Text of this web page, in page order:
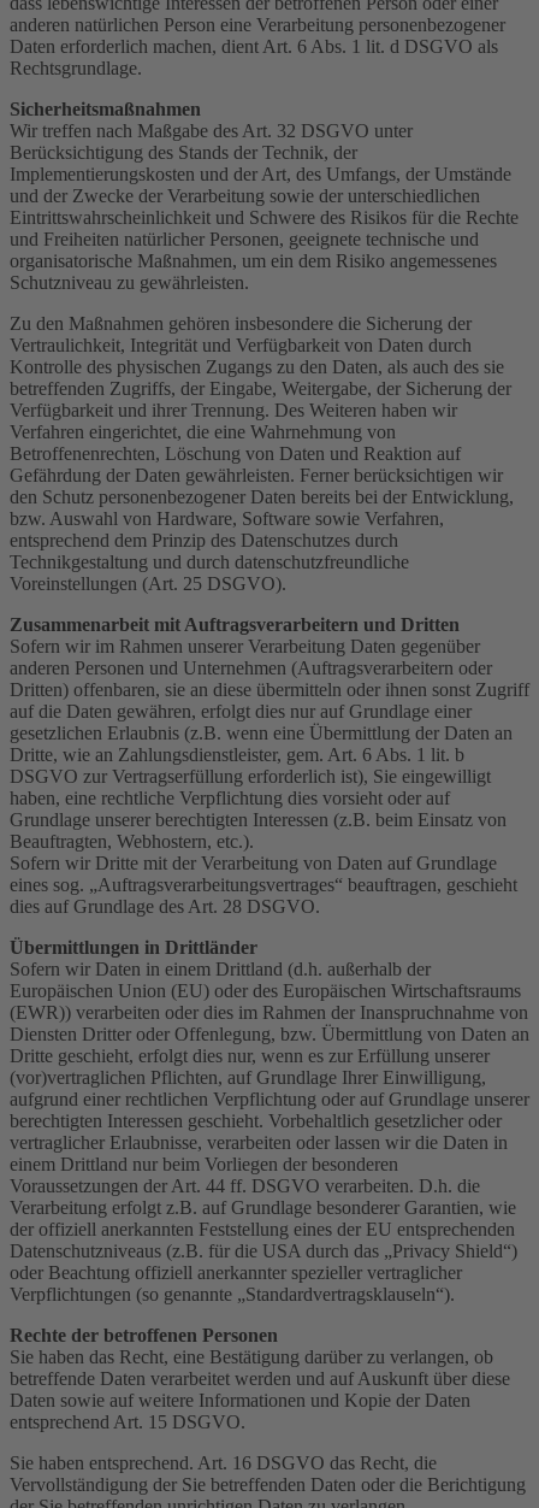
anderen natürlichen Person eine Verarbeitung personenbezogener
Daten erforderlich machen, dient Art. 6 Abs. 1 lit. d DSGVO als
Rechtsgrundlage.
Sicherheitsmaßnahmen
Wir treffen nach Maßgabe des Art. 32 DSGVO unter
Berücksichtigung des Stands der Technik, der
Implementierungskosten und der Art, des Umfangs, der Umstände
und der Zwecke der Verarbeitung sowie der unterschiedlichen
Eintrittswahrscheinlichkeit und Schwere des Risikos für die Rechte
und Freiheiten natürlicher Personen, geeignete technische und
organisatorische Maßnahmen, um ein dem Risiko angemessenes
Schutzniveau zu gewährleisten.
Zu den Maßnahmen gehören insbesondere die Sicherung der
Vertraulichkeit, Integrität und Verfügbarkeit von Daten durch
Kontrolle des physischen Zugangs zu den Daten, als auch des sie
betreffenden Zugriffs, der Eingabe, Weitergabe, der Sicherung der
Verfügbarkeit und ihrer Trennung. Des Weiteren haben wir
Verfahren eingerichtet, die eine Wahrnehmung von
Betroffenenrechten, Löschung von Daten und Reaktion auf
Gefährdung der Daten gewährleisten. Ferner berücksichtigen wir
den Schutz personenbezogener Daten bereits bei der Entwicklung,
bzw. Auswahl von Hardware, Software sowie Verfahren,
entsprechend dem Prinzip des Datenschutzes durch
Technikgestaltung und durch datenschutzfreundliche
Voreinstellungen (Art. 25 DSGVO).
Zusammenarbeit mit Auftragsverarbeitern und Dritten
Sofern wir im Rahmen unserer Verarbeitung Daten gegenüber
anderen Personen und Unternehmen (Auftragsverarbeitern oder
Dritten) offenbaren, sie an diese übermitteln oder ihnen sonst Zugriff
auf die Daten gewähren, erfolgt dies nur auf Grundlage einer
gesetzlichen Erlaubnis (z.B. wenn eine Übermittlung der Daten an
Dritte, wie an Zahlungsdienstleister, gem. Art. 6 Abs. 1 lit. b
DSGVO zur Vertragserfüllung erforderlich ist), Sie eingewilligt
haben, eine rechtliche Verpflichtung dies vorsieht oder auf
Grundlage unserer berechtigten Interessen (z.B. beim Einsatz von
Beauftragten, Webhostern, etc.).
Sofern wir Dritte mit der Verarbeitung von Daten auf Grundlage
eines sog. „Auftragsverarbeitungsvertrages“ beauftragen, geschieht
dies auf Grundlage des Art. 28 DSGVO.
Übermittlungen in Drittländer
Sofern wir Daten in einem Drittland (d.h. außerhalb der
Europäischen Union (EU) oder des Europäischen Wirtschaftsraums
(EWR)) verarbeiten oder dies im Rahmen der Inanspruchnahme von
Diensten Dritter oder Offenlegung, bzw. Übermittlung von Daten an
Dritte geschieht, erfolgt dies nur, wenn es zur Erfüllung unserer
(vor)vertraglichen Pflichten, auf Grundlage Ihrer Einwilligung,
aufgrund einer rechtlichen Verpflichtung oder auf Grundlage unserer
berechtigten Interessen geschieht. Vorbehaltlich gesetzlicher oder
vertraglicher Erlaubnisse, verarbeiten oder lassen wir die Daten in
einem Drittland nur beim Vorliegen der besonderen
Voraussetzungen der Art. 44 ff. DSGVO verarbeiten. D.h. die
Verarbeitung erfolgt z.B. auf Grundlage besonderer Garantien, wie
der offiziell anerkannten Feststellung eines der EU entsprechenden
Datenschutzniveaus (z.B. für die USA durch das „Privacy Shield“)
oder Beachtung offiziell anerkannter spezieller vertraglicher
Verpflichtungen (so genannte „Standardvertragsklauseln“).
Rechte der betroffenen Personen
Sie haben das Recht, eine Bestätigung darüber zu verlangen, ob
betreffende Daten verarbeitet werden und auf Auskunft über diese
Daten sowie auf weitere Informationen und Kopie der Daten
entsprechend Art. 15 DSGVO.
Sie haben entsprechend. Art. 16 DSGVO das Recht, die
Vervollständigung der Sie betreffenden Daten oder die Berichtigung